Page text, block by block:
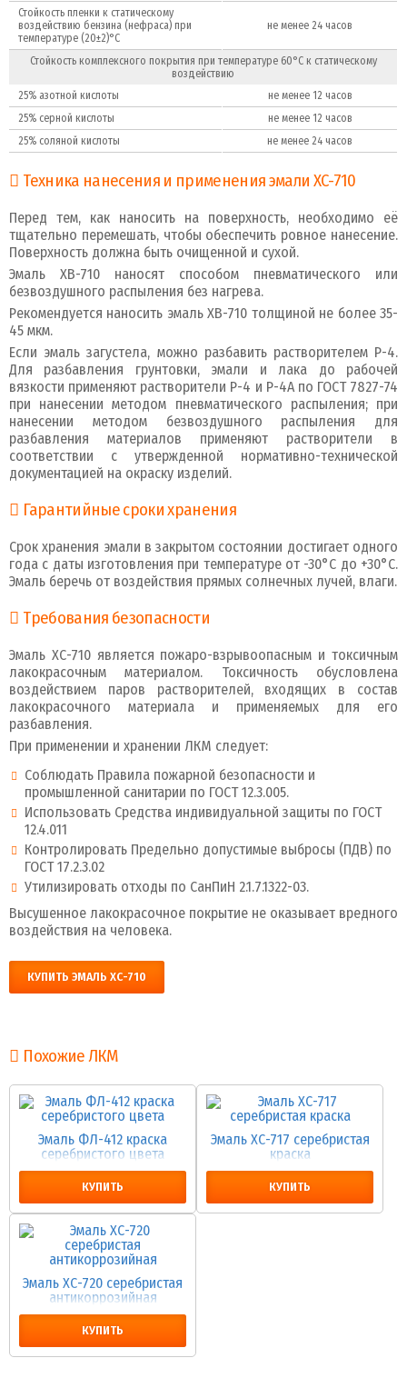
Стойкость пленки к статическому
воздействию бензина (нефраса) при
температуре (20±2)°С
не менее 24 часов
Стойкость комплексного покрытия при температуре 60°С к статическому
воздействию
25% азотной кислоты
не менее 12 часов
25% серной кислоты
не менее 12 часов
25% соляной кислоты
не менее 24 часов
Техника нанесения и применения эмали ХС-710
Перед тем, как наносить на поверхность, необходимо её
тщательно перемешать, чтобы обеспечить ровное нанесение.
Поверхность должна быть очищенной и сухой.
Эмаль ХВ-710 наносят способом пневматического или
безвоздушного распыления без нагрева.
Рекомендуется наносить эмаль ХВ-710 толщиной не более 35-
45 мкм.
Если эмаль загустела, можно разбавить растворителем Р-4.
Для разбавления грунтовки, эмали и лака до рабочей
вязкости применяют растворители Р-4 и Р-4А по ГОСТ 7827-74
при нанесении методом пневматического распыления; при
нанесении методом безвоздушного распыления для
разбавления материалов применяют растворители в
соответствии с утвержденной нормативно-технической
документацией на окраску изделий.
Гарантийные сроки хранения
Срок хранения эмали в закрытом состоянии достигает одного
года с даты изготовления при температуре от -30°C до +30°C.
Эмаль беречь от воздействия прямых солнечных лучей, влаги.
Требования безопасности
Эмаль ХС-710 является пожаро-взрывоопасным и токсичным
лакокрасочным материалом. Токсичность обусловлена
воздействием паров растворителей, входящих в состав
лакокрасочного материала и применяемых для его
разбавления.
При применении и хранении ЛКМ следует:
Соблюдать Правила пожарной безопасности и
промышленной санитарии по ГОСТ 12.3.005.
Использовать Средства индивидуальной защиты по ГОСТ
12.4.011
Контролировать Предельно допустимые выбросы (ПДВ) по
ГОСТ 17.2.3.02
Утилизировать отходы по СанПиН 2.1.7.1322-03.
Высушенное лакокрасочное покрытие не оказывает вредного
воздействия на человека.
КУПИТЬ ЭМАЛЬ ХС-710
Похожие ЛКМ
Эмаль ФЛ-412 краска
серебристого цвета
КУПИТЬ
Эмаль ХС-717 серебристая
краска
КУПИТЬ
Эмаль ХС-720 серебристая
антикоррозийная
КУПИТЬ